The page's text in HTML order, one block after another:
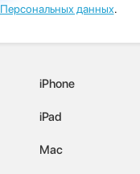
Персональных данных.
iPhone
iPad
Mac